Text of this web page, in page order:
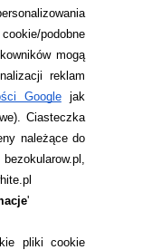
podobne
mogą
reklam
Googlejak
). Ciasteczka
należące do
'
pliki cookie